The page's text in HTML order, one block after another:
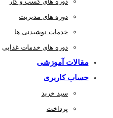
دوره های مدیریت
خدمات نوشیدنی ها
دوره های خدمات غذایی
مقالات آموزشی
حساب کاربری
سبد خرید
پرداخت